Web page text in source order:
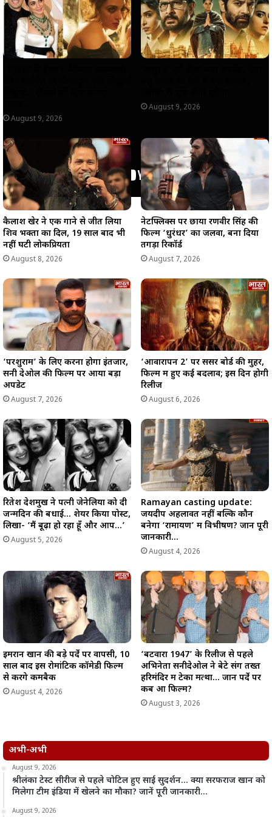
p
k
m
k
August 9, 2026
August 9, 2026
कैलाश खेर ने एक गाने से जीत लिया
शिव भक्तों का दिल, 19 साल बाद भी
नहीं घटी लोकप्रियता
August 8, 2026
नेटफ्लिक्स पर छाया रणवीर सिंह की
फिल्म ‘धुरंधर’ का जलवा, बना दिया
तगड़ा रिकॉर्ड
August 7, 2026
‘परशुराम’ के लिए करना होगा इंतजार,
सनी देओल की फिल्म पर आया बड़ा
अपडेट
August 7, 2026
‘आवारापन 2’ पर सेंसर बोर्ड की मुहर,
फिल्म में हुए कई बदलाव; इस दिन होगी
रिलीज
August 6, 2026
रितेश देशमुख ने पत्नी जेनेलिया को दी
जन्मदिन की बधाई… शेयर किया पोस्ट,
लिखा- ‘मैं बूढ़ा हो रहा हूँ और आप…’
August 5, 2026
Ramayan casting update:
जयदीप अहलावत नहीं बल्कि कौन
बनेगा ‘रामायण’ में विभीषण? जानें पूरी
जानकारी…
August 4, 2026
इमरान खान की बड़े पर्दे पर वापसी, 10
साल बाद इस रोमांटिक कॉमेडी फिल्म
से करेंगे कमबैक
August 4, 2026
‘बटवारा 1947’ के रिलीज से पहले
अभिनेता सनीदेओल ने बेटे संग तख्त
हरिमंदिर में टेका मत्था… जानें पर्दे पर
कब आ फिल्म?
August 3, 2026
अभी-अभी
August 9, 2026
श्रीलंका टेस्ट सीरीज से पहले चोटिल हुए साई सुदर्शन… क्या सरफराज खान को
मिलेगा टीम इंडिया में खेलने का मौका? जानें पूरी जानकारी…
August 9, 2026